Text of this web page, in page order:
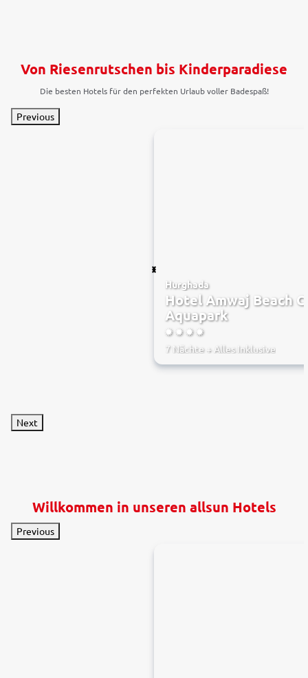
Von Riesenrutschen bis Kinderparadiese
Die besten Hotels für den perfekten Urlaub voller Badespaß!
Previous
Hurghada
Hotel Amwaj Beach
Aquapark
7 Nächte+ Alles Inklusive
Next
Willkommen in unseren allsun Hotels
Previous